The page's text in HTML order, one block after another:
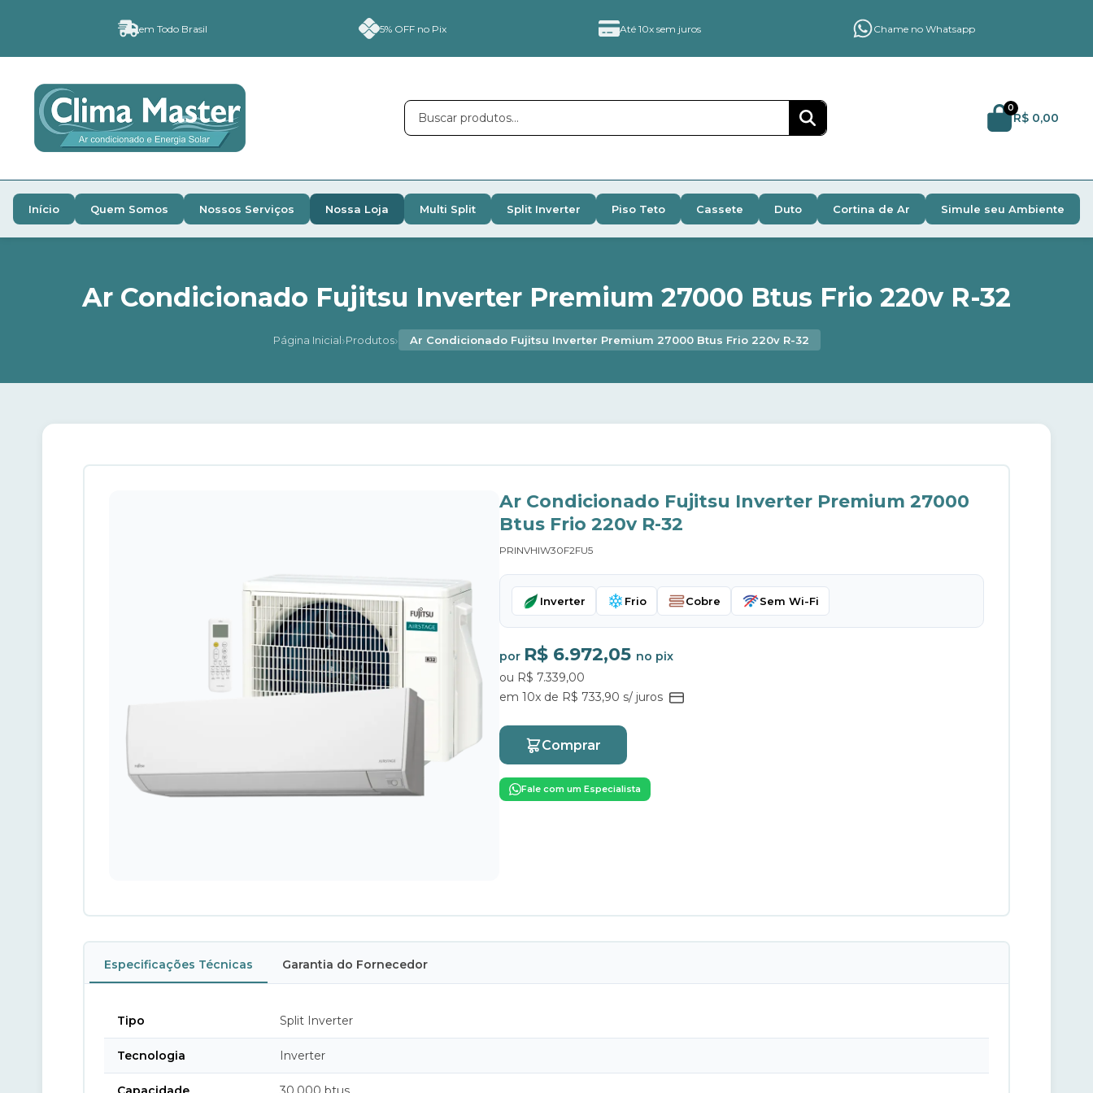
em Todo Brasil 5% OFF no Pix Até 10x sem juros Chame no Whatsapp
0
R$ 0,00
Início Quem Somos Nossos Serviços Nossa Loja Multi Split Split Inverter Piso Teto Cassete Duto Cortina de Ar Simule seu Ambiente
Ar Condicionado Fujitsu Inverter Premium 27000 Btus Frio 220v R-32
Página Inicial›Produtos› Ar Condicionado Fujitsu Inverter Premium 27000 Btus Frio 220v R-32
Ar Condicionado Fujitsu Inverter Premium 27000
Btus Frio 220v R-32
PRINVHIW30F2FU5
Inverter Frio Cobre Sem Wi-Fi
por R$ 6.972,05 no pix
ou R$ 7.339,00
em 10x de R$ 733,90 s/ juros
Comprar
Fale com um Especialista
Especificações Técnicas Garantia do Fornecedor
Tipo Split Inverter
Tecnologia Inverter